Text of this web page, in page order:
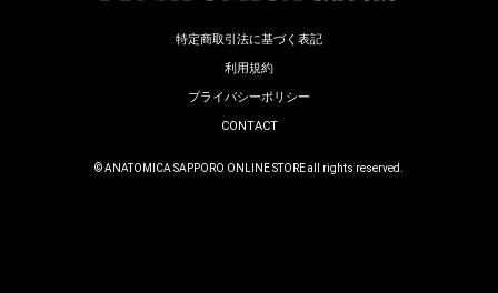
特定商取引法に基づく表記
利用規約
プライバシーポリシー
CONTACT
© ANATOMICA SAPPORO ONLINE STORE all rights reserved.